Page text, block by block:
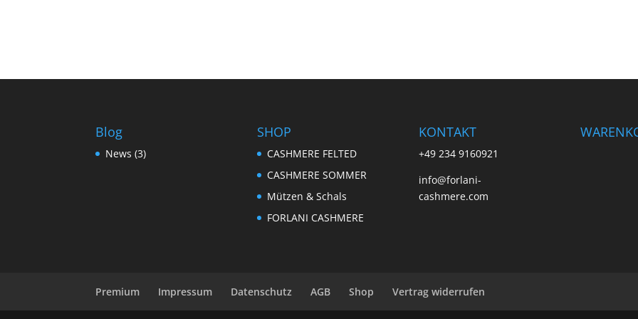
Blog
News (3)
SHOP
CASHMERE FELTED
CASHMERE SOMMER
Mützen & Schals
FORLANI CASHMERE
KONTAKT
+49 234 9160921
info@forlani-
cashmere.com
Premium Impressum Datenschutz AGB Shop Vertrag widerrufen